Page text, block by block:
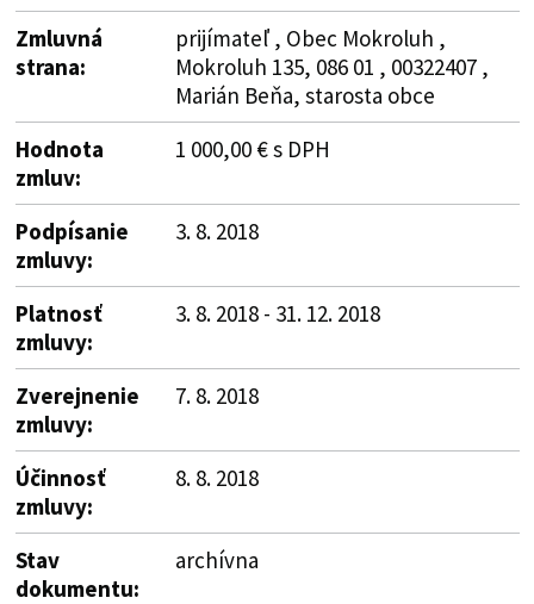
Zmluvná
strana:
prijímateľ , Obec Mokroluh ,
Mokroluh 135, 086 01 , 00322407 ,
Marián Beňa, starosta obce
Hodnota
zmluv:
1 000,00 € s DPH
Podpísanie
zmluvy:
3. 8. 2018
Platnosť
zmluvy:
3. 8. 2018 - 31. 12. 2018
Zverejnenie
zmluvy:
7. 8. 2018
Účinnosť
zmluvy:
8. 8. 2018
Stav
dokumentu:
archívna